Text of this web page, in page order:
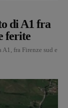
di A1 fra
ferite
fra Firenze sud e